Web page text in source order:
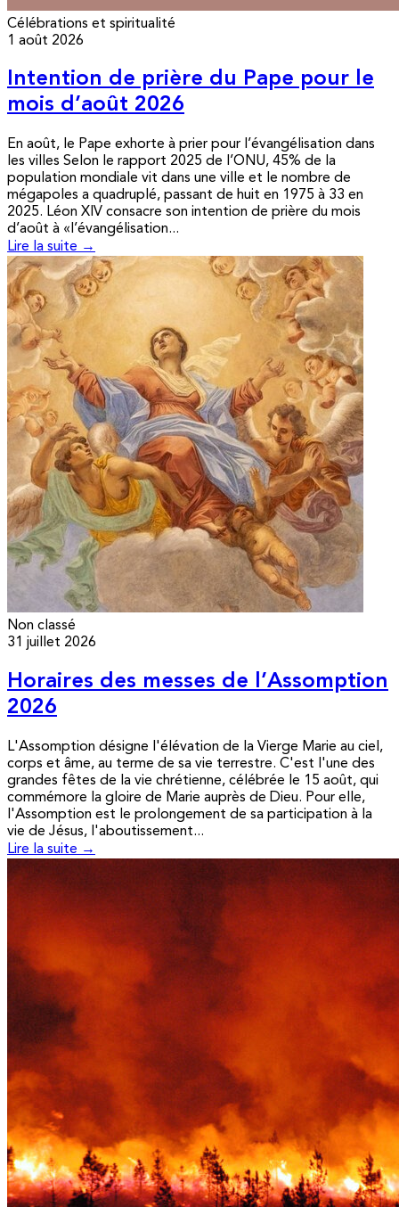
Célébrations et spiritualité
1 août 2026
Intention de prière du Pape pour le
mois d’août 2026
En août, le Pape exhorte à prier pour l’évangélisation dans
les villes Selon le rapport 2025 de l’ONU, 45% de la
population mondiale vit dans une ville et le nombre de
mégapoles a quadruplé, passant de huit en 1975 à 33 en
2025. Léon XIV consacre son intention de prière du mois
d’août à «l’évangélisation...
Lire la suite →
Non classé
31 juillet 2026
Horaires des messes de l’Assomption
2026
L'Assomption désigne l'élévation de la Vierge Marie au ciel,
corps et âme, au terme de sa vie terrestre. C'est l'une des
grandes fêtes de la vie chrétienne, célébrée le 15 août, qui
commémore la gloire de Marie auprès de Dieu. Pour elle,
l'Assomption est le prolongement de sa participation à la
vie de Jésus, l'aboutissement...
Lire la suite →